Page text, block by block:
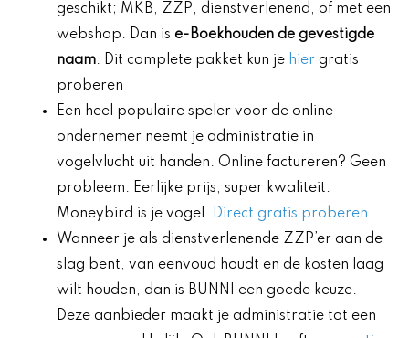
geschikt; MKB, ZZP, dienstverlenend, of met een
webshop. Dan is e-Boekhouden de gevestigde
naam. Dit complete pakket kun je hier gratis
proberen
Een heel populaire speler voor de online
ondernemer neemt je administratie in
vogelvlucht uit handen. Online factureren? Geen
probleem. Eerlijke prijs, super kwaliteit:
Moneybird is je vogel. Direct gratis proberen.
Wanneer je als dienstverlenende ZZP’er aan de
slag bent, van eenvoud houdt en de kosten laag
wilt houden, dan is BUNNI een goede keuze.
Deze aanbieder maakt je administratie tot een